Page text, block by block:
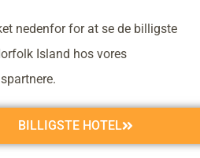
nedenfor for at se de billigste
Island hos vores
BILLIGSTE HOTEL